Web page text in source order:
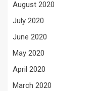
August 2020
July 2020
June 2020
May 2020
April 2020
March 2020